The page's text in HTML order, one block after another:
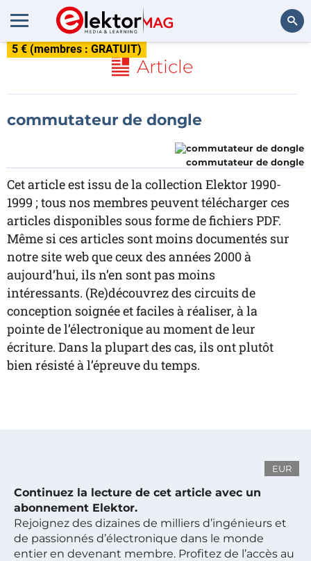
5 € (membres : GRATUIT)
Article
commutateur de dongle
commutateur de dongle
Cet article est issu de la collection Elektor 1990-
1999 ; tous nos membres peuvent télécharger ces
articles disponibles sous forme de fichiers PDF.
Même si ces articles sont moins documentés sur
notre site web que ceux des années 2000 à
aujourd’hui, ils n’en sont pas moins
intéressants. (Re)découvrez des circuits de
conception soignée et faciles à réaliser, à la
pointe de l’électronique au moment de leur
écriture. Dans la plupart des cas, ils ont plutôt
bien résisté à l’épreuve du temps.
EUR
Continuez la lecture de cet article avec un
abonnement Elektor.
Rejoignez des dizaines de milliers d’ingénieurs et
de passionnés d’électronique dans le monde
entier en devenant membre. Profitez de l’accès au